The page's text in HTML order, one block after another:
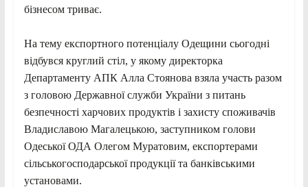
бізнесом триває.
На тему експортного потенціалу Одещини сьогодні
відбувся круглий стіл, у якому директорка
Департаменту АПК Алла Стоянова взяла участь разом
з головою Державної служби України з питань
безпечності харчових продуктів і захисту споживачів
Владиславою Магалецькою, заступником голови
Одеської ОДА Олегом Муратовим, експортерами
сільськогосподарської продукції та банківськими
установами.